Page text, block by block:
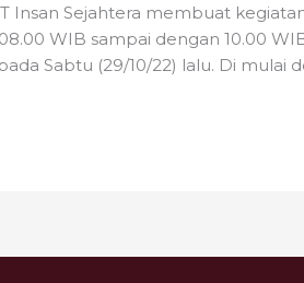
IT Insan Sejahtera membuat
WIB sampai dengan 10.00
Sabtu (29/10/22) lalu. Di mulai